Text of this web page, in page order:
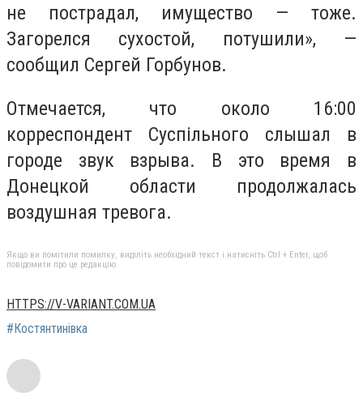
не пострадал, имущество — тоже.
Загорелся сухостой, потушили», —
сообщил Сергей Горбунов.
Отмечается, что около 16:00
корреспондент Суспільного слышал в
городе звук взрыва. В это время в
Донецкой области продолжалась
воздушная тревога.
Якщо ви помітили помилку, виділіть необхідний текст і натисніть Ctrl + Enter, щоб
повідомити про це редакцію
HTTPS://V-VARIANT.COM.UA
#Костянтинівка